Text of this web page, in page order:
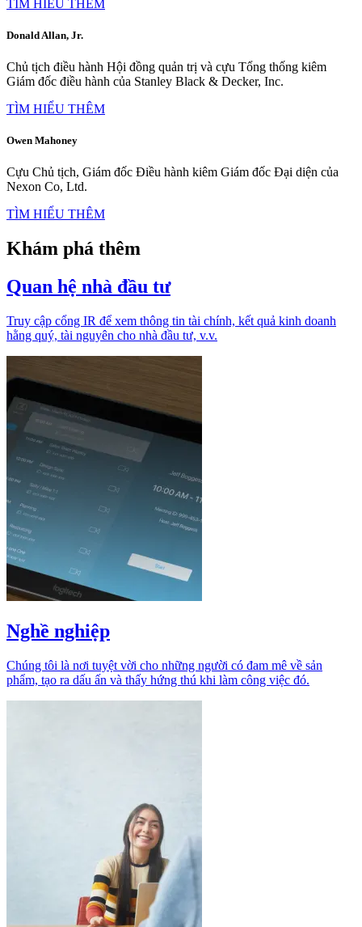
TÌM HIỂU THÊM
Donald Allan, Jr.
Chủ tịch điều hành Hội đồng quản trị và cựu Tổng thống kiêm
Giám đốc điều hành của Stanley Black & Decker, Inc.
TÌM HIỂU THÊM
Owen Mahoney
Cựu Chủ tịch, Giám đốc Điều hành kiêm Giám đốc Đại diện của
Nexon Co, Ltd.
TÌM HIỂU THÊM
Khám phá thêm
Quan hệ nhà đầu tư
Truy cập cổng IR để xem thông tin tài chính, kết quả kinh doanh
hằng quý, tài nguyên cho nhà đầu tư, v.v.
Nghề nghiệp
Chúng tôi là nơi tuyệt vời cho những người có đam mê về sản
phẩm, tạo ra dấu ấn và thấy hứng thú khi làm công việc đó.